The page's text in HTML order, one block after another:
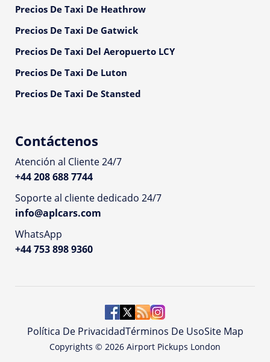
Precios De Taxi De Heathrow
Precios De Taxi De Gatwick
Precios De Taxi Del Aeropuerto LCY
Precios De Taxi De Luton
Precios De Taxi De Stansted
Contáctenos
Atención al Cliente 24/7
+44 208 688 7744
Soporte al cliente dedicado 24/7
info@aplcars.com
WhatsApp
+44 753 898 9360
Copyrights © 2026 Airport Pickups London
Política De PrivacidadTérminos De UsoSite Map